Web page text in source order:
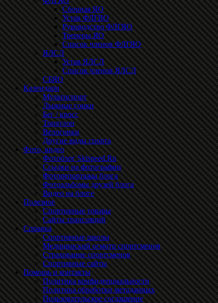
Сборная ЯО
Устав ФЛГЯО
Руководство ФЛГЯО
Тренеры ЯО
Список членов ФЛГЯО
ЯЛСЛ
Устав ЯЛСЛ
Список членов ЯЛСЛ
СБЯО
Календари
Мультиспорт
Лыжные гонки
Бег / кросс
Триатлон
Велогонки
Другие виды спорта
Фото, видео
Фотоблог Skispeed.Ru
Ссылки на фотографии
Фоторепортажы блога
Фотоальбомы друзей блога
Видео на блоге
Полезное
Спортивные товары
Сайты трансляций
Справка
Спортивные школы
Медицинский осмотр спортсменов
Страхование спортсменов
Спортивные сайты
Помощь и контакты
Политика конфиденциальности
Политика обработки метаданных
Пользовательское соглашение